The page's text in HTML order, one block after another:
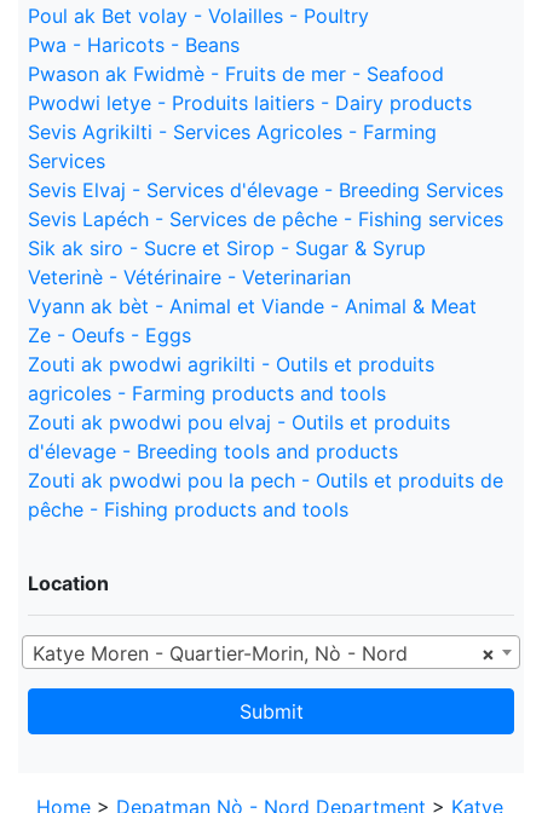
Poul ak Bet volay - Volailles - Poultry
Pwa - Haricots - Beans
Pwason ak Fwidmè - Fruits de mer - Seafood
Pwodwi letye - Produits laitiers - Dairy products
Sevis Agrikilti - Services Agricoles - Farming
Services
Sevis Elvaj - Services d'élevage - Breeding Services
Sevis Lapéch - Services de pêche - Fishing services
Sik ak siro - Sucre et Sirop - Sugar & Syrup
Veterinè - Vétérinaire - Veterinarian
Vyann ak bèt - Animal et Viande - Animal & Meat
Ze - Oeufs - Eggs
Zouti ak pwodwi agrikilti - Outils et produits
agricoles - Farming products and tools
Zouti ak pwodwi pou elvaj - Outils et produits
d'élevage - Breeding tools and products
Zouti ak pwodwi pou la pech - Outils et produits de
pêche - Fishing products and tools
Location
×
Katye Moren - Quartier-Morin, Nò - Nord
Submit
Home > Depatman Nò - Nord Department > Katye